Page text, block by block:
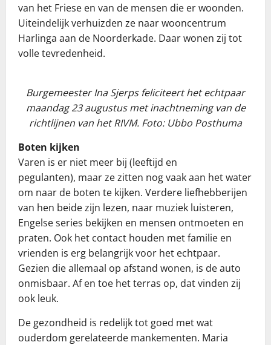
van het Friese en van de mensen die er woonden.
Uiteindelijk verhuizden ze naar wooncentrum
Harlinga aan de Noorderkade. Daar wonen zij tot
volle tevredenheid.
Burgemeester Ina Sjerps feliciteert het echtpaar
maandag 23 augustus met inachtneming van de
richtlijnen van het RIVM. Foto: Ubbo Posthuma
Boten kijken
Varen is er niet meer bij (leeftijd en
pegulanten), maar ze zitten nog vaak aan het water
om naar de boten te kijken. Verdere liefhebberijen
van hen beide zijn lezen, naar muziek luisteren,
Engelse series bekijken en mensen ontmoeten en
praten. Ook het contact houden met familie en
vrienden is erg belangrijk voor het echtpaar.
Gezien die allemaal op afstand wonen, is de auto
onmisbaar. Af en toe het terras op, dat vinden zij
ook leuk.
De gezondheid is redelijk tot goed met wat
ouderdom gerelateerde mankementen. Maria